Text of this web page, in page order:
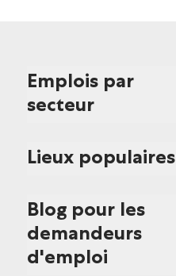
Emplois par
secteur
Lieux populaires
Blog pour les
demandeurs
d'emploi